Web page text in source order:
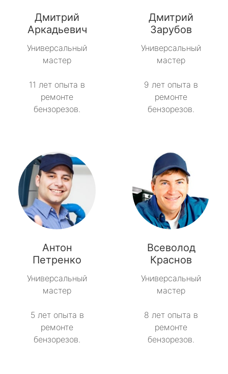
Дмитрий
Аркадьевич
Универсальный
мастер
11 лет опыта в
ремонте
бензорезов.
Дмитрий
Зарубов
Универсальный
мастер
9 лет опыта в
ремонте
бензорезов.
Антон
Петренко
Универсальный
мастер
5 лет опыта в
ремонте
бензорезов.
Всеволод
Краснов
Универсальный
мастер
8 лет опыта в
ремонте
бензорезов.